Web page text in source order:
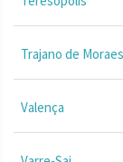
Trajano de Moraes
Valença